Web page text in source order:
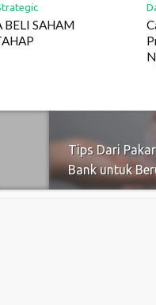
BELI SAHAM
Tips Dari
Bank untuk